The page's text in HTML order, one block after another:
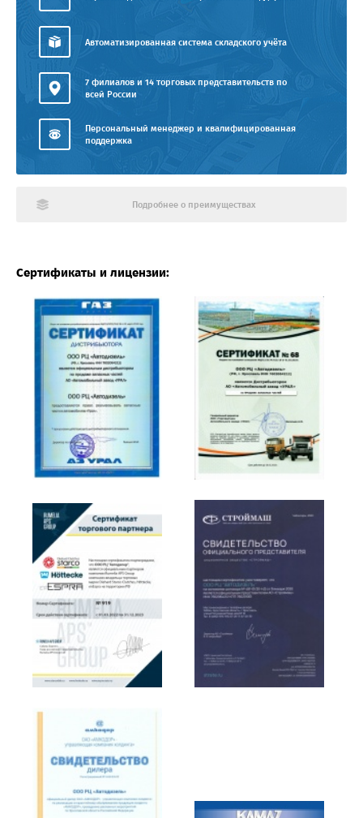
Автоматизированная система складского учёта
7 филиалов и 14 торговых представительств по
всей России
Персональный менеджер и квалифицированная
поддержка
Подробнее о преимуществах
Сертификаты и лицензии: